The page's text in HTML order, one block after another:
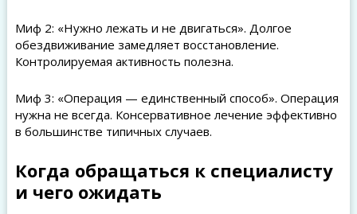
Миф 2: «Нужно лежать и не двигаться». Долгое
обездвиживание замедляет восстановление.
Контролируемая активность полезна.
Миф 3: «Операция — единственный способ». Операция
нужна не всегда. Консервативное лечение эффективно
в большинстве типичных случаев.
Когда обращаться к специалисту
и чего ожидать